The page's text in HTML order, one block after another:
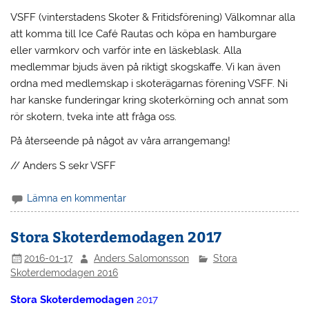
VSFF (vinterstadens Skoter & Fritidsförening) Välkomnar alla
att komma till Ice Café Rautas och köpa en hamburgare
eller varmkorv och varför inte en läskeblask. Alla
medlemmar bjuds även på riktigt skogskaffe. Vi kan även
ordna med medlemskap i skoterägarnas förening VSFF. Ni
har kanske funderingar kring skoterkörning och annat som
rör skotern, tveka inte att fråga oss.
På återseende på något av våra arrangemang!
// Anders S sekr VSFF
Lämna en kommentar
Stora Skoterdemodagen 2017
2016-01-17 Anders Salomonsson
Stora
Skoterdemodagen 2016
Stora Skoterdemodagen 2017